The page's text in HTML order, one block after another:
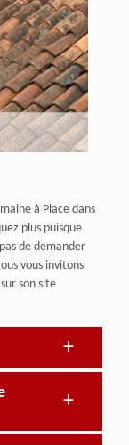
à Place dans
plus puisque
de demander
vous invitons
son site